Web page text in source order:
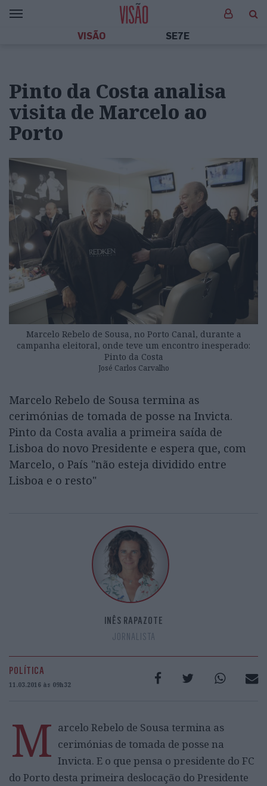
VISÃO SE7E
Pinto da Costa analisa
visita de Marcelo ao
Porto
Marcelo Rebelo de Sousa, no Porto Canal, durante a
campanha eleitoral, onde teve um encontro inesperado:
Pinto da Costa
José Carlos Carvalho
Marcelo Rebelo de Sousa termina as
cerimónias de tomada de posse na Invicta.
Pinto da Costa avalia a primeira saída de
Lisboa do novo Presidente e espera que, com
Marcelo, o País "não esteja dividido entre
Lisboa e o resto"
INÊS RAPAZOTE
JORNALISTA
POLÍTICA
11.03.2016 às 09h32
M arcelo Rebelo de Sousa termina as
cerimónias de tomada de posse na
Invicta. E o que pensa o presidente do FC
do Porto desta primeira deslocação do Presidente